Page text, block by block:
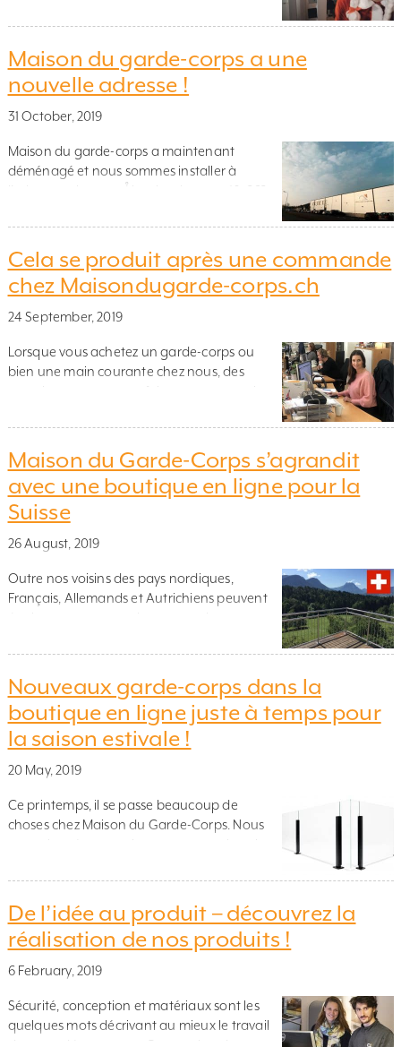
nouveau garde-corps – Alu Modern. Un
garde-corps en verre élégant avec des
poteaux en aluminium pour une utilisation
en intérieur et en […]
Maison du garde-corps a une
nouvelle adresse !
31 October, 2019
Maison du garde-corps a maintenant
déménagé et nous sommes installer à
le début des travaux de ce qui est
aujourd’hui notre nouvelle emplacement
pour nos bureaux et notre production. Les
nouveaux locaux sont à la fois plus grands et
mieux adaptés à notre […]
Cela se produit après une commande
chez Maisondugarde-corps.ch
24 September, 2019
Lorsque vous achetez un garde-corps ou
bien une main courante chez nous, des
allons vous expliquer les étapes après avoir
passé une commande et où vous, en tant
que client, trouvez les informations dont vous
avez besoin ! Confirmation de commande
[…]
Maison du Garde-Corps s’agrandit
avec une boutique en ligne pour la
Suisse
26 August, 2019
Outre nos voisins des pays nordiques,
Français, Allemands et Autrichiens peuvent
maintenant au tour de la Suisse ! Nous avons
déjà livré des garde-corps en Suisse, mais
avec un peu plus de soucis d’importation et
d’exportation pour nos clients et nous, car la
Suisse n’est […]
Nouveaux garde-corps dans la
boutique en ligne juste à temps pour
la saison estivale !
20 May, 2019
Ce printemps, il se passe beaucoup de
choses chez Maison du Garde-Corps. Nous
pour la saison estivale, tous les produits sont
disponibles dans notre boutique en ligne :)
Venez jeter un coup d’œil aux nouveautés !
Alu Modern La première nouveauté […]
De l’idée au produit – découvrez la
réalisation de nos produits !
6 February, 2019
Sécurité, conception et matériaux sont les
quelques mots décrivant au mieux le travail